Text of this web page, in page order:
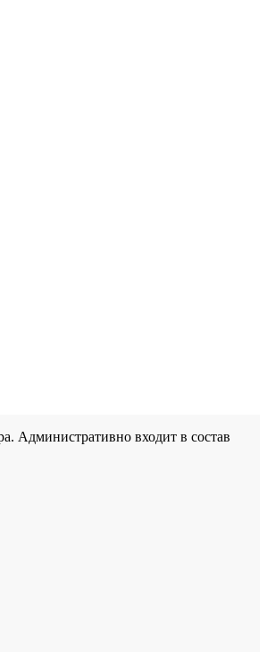
Административно входит в состав